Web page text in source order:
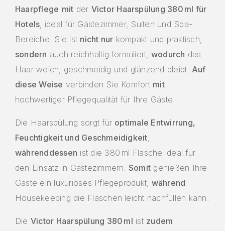
Haarpflege mit der Victor Haarspülung 380 ml für
Hotels, ideal für Gästezimmer, Suiten und Spa-
Bereiche. Sie ist nicht nur kompakt und praktisch,
sondern auch reichhaltig formuliert, wodurch das
Haar weich, geschmeidig und glänzend bleibt. Auf
diese Weise verbinden Sie Komfort mit
hochwertiger Pflegequalität für Ihre Gäste.
Die Haarspülung sorgt für optimale Entwirrung,
Feuchtigkeit und Geschmeidigkeit,
währenddessen ist die 380 ml Flasche ideal für
den Einsatz in Gästezimmern. Somit genießen Ihre
Gäste ein luxuriöses Pflegeprodukt, während
Housekeeping die Flaschen leicht nachfüllen kann.
Die Victor Haarspülung 380 ml ist zudem